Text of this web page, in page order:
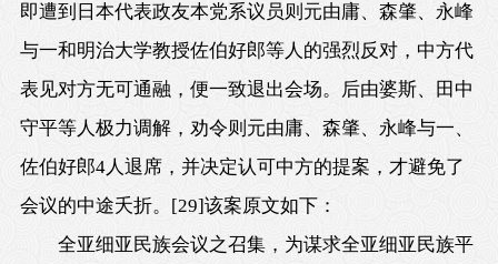
即遭到日本代表政友本党系议员则元由庸、森肇、永峰
与一和明治大学教授佐伯好郎等人的强烈反对，中方代
表见对方无可通融，便一致退出会场。后由婆斯、田中
守平等人极力调解，劝令则元由庸、森肇、永峰与一、
佐伯好郎4人退席，并决定认可中方的提案，才避免了
会议的中途夭折。
[29]该案原文如下：
全亚细亚民族会议之召集，为谋求全亚细亚民族平